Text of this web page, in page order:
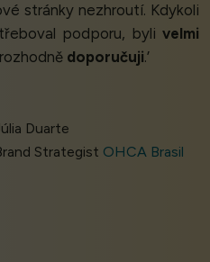
stránky nezhroutí. Kdykoli
podporu, byli velmi
doporučuji.’
Duarte
Strategist OHCA Brasil